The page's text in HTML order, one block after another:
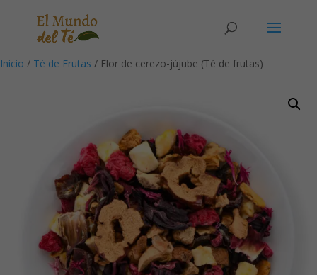
Inicio / Té de Frutas / Flor de cerezo-jújube (Té de frutas)